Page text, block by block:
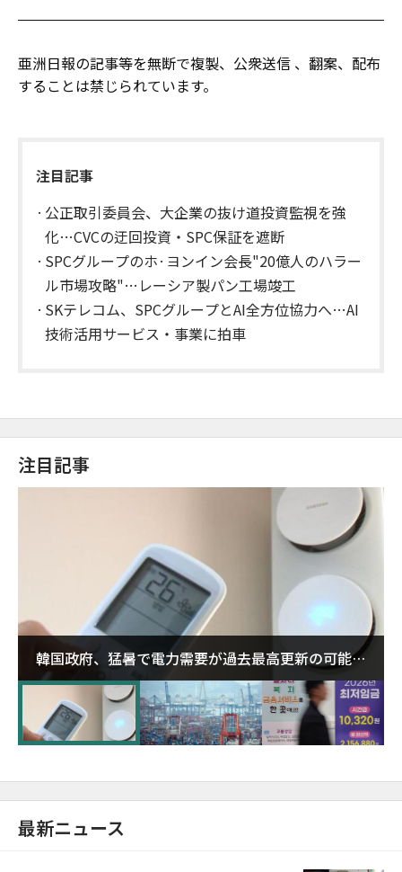
亜洲日報の記事等を無断で複製、公衆送信 、翻案、配布
することは禁じられています。
注目記事
公正取引委員会、大企業の抜け道投資監視を強
化…CVCの迂回投資・SPC保証を遮断
SPCグループのホ·ヨンイン会長"20億人のハラー
ル市場攻略"…レーシア製パン工場竣工
SKテレコム、SPCグループとAI全方位協力へ…AI
技術活用サービス・事業に拍車
注目記事
韓国政府、猛暑で電力需要が過去最高更新の可能性
に需給対応体制を点検
最新ニュース